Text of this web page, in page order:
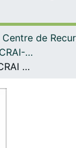
Navega per
Com publicar
Plans estratègics (CRAI-UB)
Pla estratègic del CRAI de la Universitat de Barcelona. 2023-2029, Essentia2029